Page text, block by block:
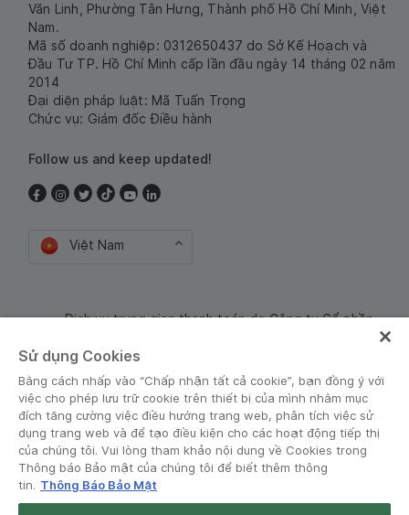
Văn Linh, Phường Tân Hưng, Thành phố Hồ Chí Minh, Việt
Nam.
Mã số doanh nghiệp: 0312650437 do Sở Kế Hoạch và
Đầu Tư TP. Hồ Chí Minh cấp lần đầu ngày 14 tháng 02 năm
2014
Đại diện pháp luật: Mã Tuấn Trọng
Chức vụ: Giám đốc Điều hành
Follow us and keep updated!
Việt Nam
Dịch vụ trung gian thanh toán do Công ty Cổ phần
Sử dụng Cookies
Bằng cách nhấp vào “Chấp nhận tất cả cookie”, bạn đồng ý với
việc cho phép lưu trữ cookie trên thiết bị của mình nhằm mục
đích tăng cường việc điều hướng trang web, phân tích việc sử
dụng trang web và để tạo điều kiện cho các hoạt động tiếp thị
của chúng tôi. Vui lòng tham khảo nội dung về Cookies trong
Thông báo Bảo mật của chúng tôi để biết thêm thông
tin. Thông Báo Bảo Mật